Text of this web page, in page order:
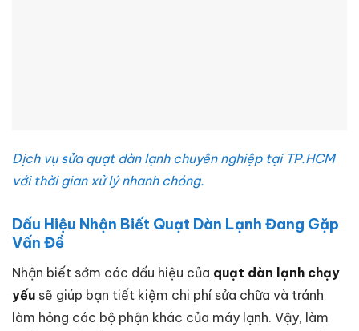
Dịch vụ sửa quạt dàn lạnh chuyên nghiệp tại TP.HCM
với thời gian xử lý nhanh chóng.
Dấu Hiệu Nhận Biết Quạt Dàn Lạnh Đang Gặp
Vấn Đề
Nhận biết sớm các dấu hiệu của quạt dàn lạnh chạy
yếu sẽ giúp bạn tiết kiệm chi phí sửa chữa và tránh
làm hỏng các bộ phận khác của máy lạnh. Vậy, làm